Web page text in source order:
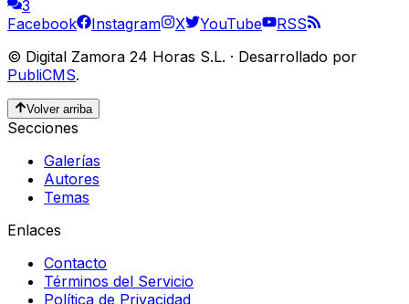
3
Facebook
Instagram X YouTube
RSS
© Digital Zamora 24 Horas S.L. · Desarrollado por
PubliCMS.
Volver arriba
Secciones
Galerías
Autores
Temas
Enlaces
Contacto
Términos del Servicio
Política de Privacidad